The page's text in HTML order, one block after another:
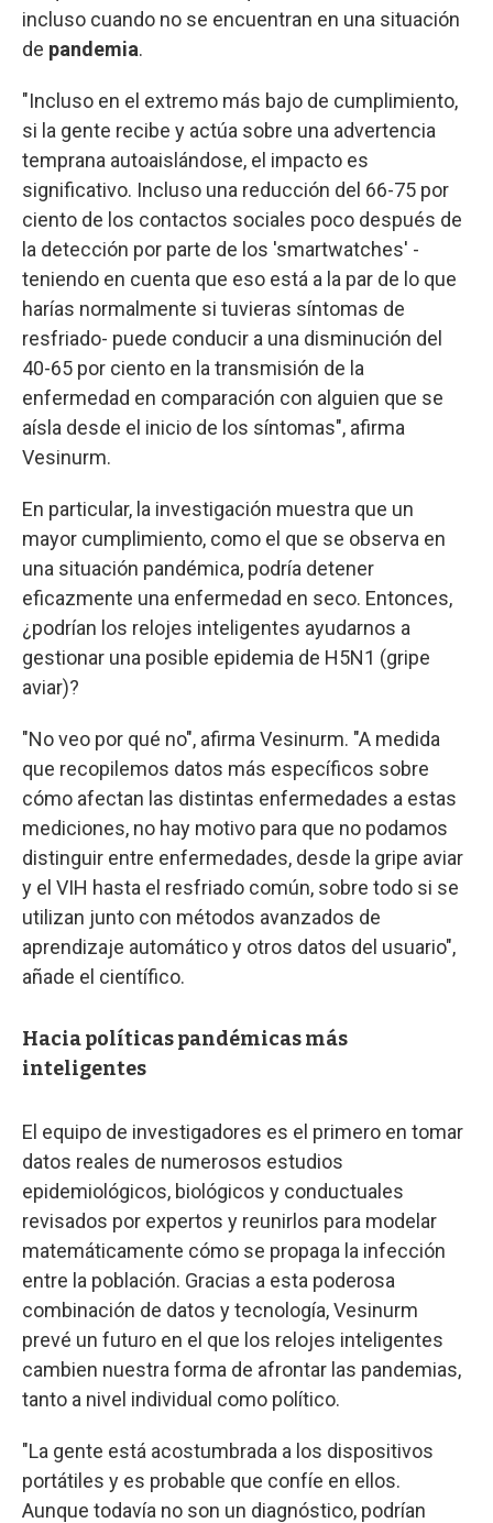
incluso cuando no se encuentran en una situación
de pandemia.
"Incluso en el extremo más bajo de cumplimiento,
si la gente recibe y actúa sobre una advertencia
temprana autoaislándose, el impacto es
significativo. Incluso una reducción del 66-75 por
ciento de los contactos sociales poco después de
la detección por parte de los 'smartwatches' -
teniendo en cuenta que eso está a la par de lo que
harías normalmente si tuvieras síntomas de
resfriado- puede conducir a una disminución del
40-65 por ciento en la transmisión de la
enfermedad en comparación con alguien que se
aísla desde el inicio de los síntomas", afirma
Vesinurm.
En particular, la investigación muestra que un
mayor cumplimiento, como el que se observa en
una situación pandémica, podría detener
eficazmente una enfermedad en seco. Entonces,
¿podrían los relojes inteligentes ayudarnos a
gestionar una posible epidemia de H5N1 (gripe
aviar)?
"No veo por qué no", afirma Vesinurm. "A medida
que recopilemos datos más específicos sobre
cómo afectan las distintas enfermedades a estas
mediciones, no hay motivo para que no podamos
distinguir entre enfermedades, desde la gripe aviar
y el VIH hasta el resfriado común, sobre todo si se
utilizan junto con métodos avanzados de
aprendizaje automático y otros datos del usuario",
añade el científico.
Hacia políticas pandémicas más
inteligentes
El equipo de investigadores es el primero en tomar
datos reales de numerosos estudios
epidemiológicos, biológicos y conductuales
revisados por expertos y reunirlos para modelar
matemáticamente cómo se propaga la infección
entre la población. Gracias a esta poderosa
combinación de datos y tecnología, Vesinurm
prevé un futuro en el que los relojes inteligentes
cambien nuestra forma de afrontar las pandemias,
tanto a nivel individual como político.
"La gente está acostumbrada a los dispositivos
portátiles y es probable que confíe en ellos.
Aunque todavía no son un diagnóstico, podrían